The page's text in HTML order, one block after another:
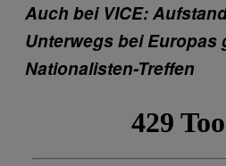
Auch bei VICE:
Unterwegs bei Europas
Nationalisten-Treffen